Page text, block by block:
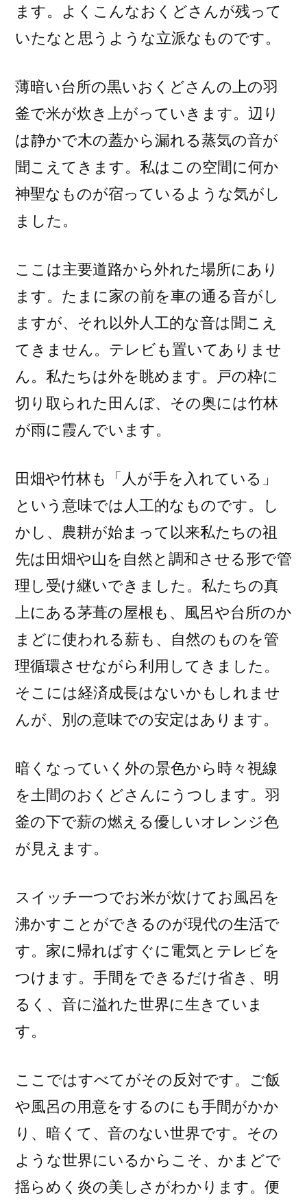
ます。よくこんなおくどさんが残って
いたなと思うような立派なものです。
薄暗い台所の黒いおくどさんの上の羽
釜で米が炊き上がっていきます。辺り
は静かで木の蓋から漏れる蒸気の音が
聞こえてきます。私はこの空間に何か
神聖なものが宿っているような気がし
ました。
ここは主要道路から外れた場所にあり
ます。たまに家の前を車の通る音がし
ますが、それ以外人工的な音は聞こえ
てきません。テレビも置いてありませ
ん。私たちは外を眺めます。戸の枠に
切り取られた田んぼ、その奥には竹林
が雨に霞んでいます。
田畑や竹林も「人が手を入れている」
という意味では人工的なものです。し
かし、農耕が始まって以来私たちの祖
先は田畑や山を自然と調和させる形で管
理し受け継いできました。私たちの真
上にある茅葺の屋根も、風呂や台所のか
まどに使われる薪も、自然のものを管
理循環させながら利用してきました。
そこには経済成長はないかもしれませ
んが、別の意味での安定はあります。
暗くなっていく外の景色から時々視線
を土間のおくどさんにうつします。羽
釜の下で薪の燃える優しいオレンジ色
が見えます。
スイッチ一つでお米が炊けてお風呂を
沸かすことができるのが現代の生活で
す。家に帰ればすぐに電気とテレビを
つけます。手間をできるだけ省き、明
るく、音に溢れた世界に生きていま
す。
ここではすべてがその反対です。ご飯
や風呂の用意をするのにも手間がかか
り、暗くて、音のない世界です。その
ような世界にいるからこそ、かまどで
揺らめく炎の美しさがわかります。便